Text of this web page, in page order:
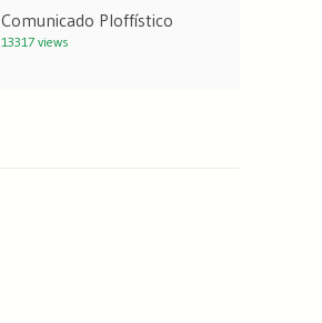
Comunicado Ploffístico
13317 views